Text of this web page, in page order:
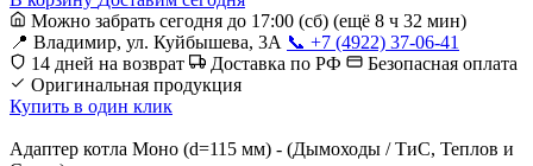
Можно забрать сегодня до 17:00 (сб) (ещё 8 ч 32 мин)
📍 Владимир, ул. Куйбышева, 3А 📞 +7 (4922) 37-06-41
14 дней на возврат
Доставка по РФ
Безопасная оплата
Оригинальная продукция
Купить в один клик
Адаптер котла Моно (d=115 мм) - (Дымоходы / ТиС, Теплов и